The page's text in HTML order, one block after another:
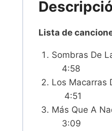
Lista de
Sombras
4:58
Los
4:51
Más
3:09